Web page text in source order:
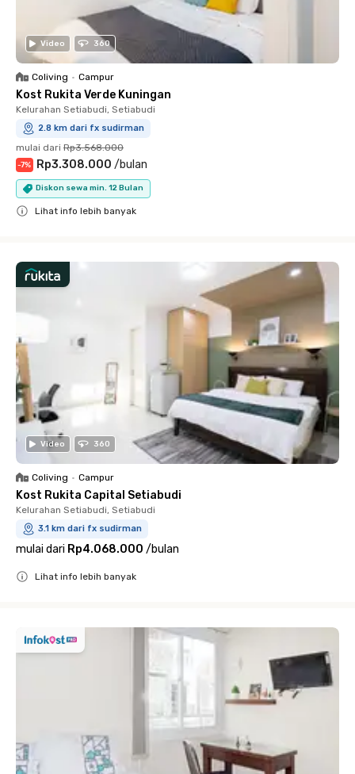
Video 360
Coliving • Campur
Kost Rukita Verde Kuningan
Kelurahan Setiabudi, Setiabudi
2.8 km dari fx sudirman
mulai dari Rp3.568.000
-7% Rp3.308.000 /bulan
Diskon sewa min. 12 Bulan
Lihat info lebih banyak
Video 360
Coliving • Campur
Kost Rukita Capital Setiabudi
Kelurahan Setiabudi, Setiabudi
3.1 km dari fx sudirman
mulai dari Rp4.068.000 /bulan
Lihat info lebih banyak